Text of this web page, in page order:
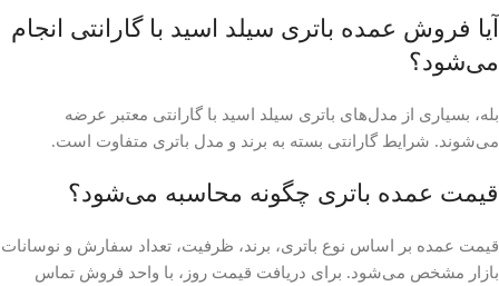
آیا فروش عمده باتری سیلد اسید با گارانتی انجام
می‌شود؟
بله، بسیاری از مدل‌های باتری سیلد اسید با گارانتی معتبر عرضه
می‌شوند. شرایط گارانتی بسته به برند و مدل باتری متفاوت است.
قیمت عمده باتری چگونه محاسبه می‌شود؟
قیمت عمده بر اساس نوع باتری، برند، ظرفیت، تعداد سفارش و نوسانات
بازار مشخص می‌شود. برای دریافت قیمت روز، با واحد فروش تماس